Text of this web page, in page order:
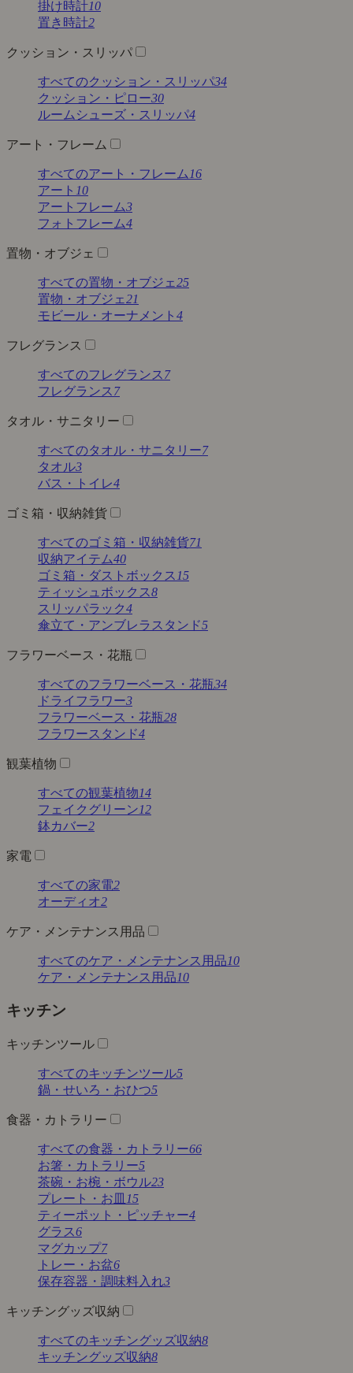
掛け時計10
置き時計2
クッション・スリッパ
すべてのクッション・スリッパ34
クッション・ピロー30
ルームシューズ・スリッパ4
アート・フレーム
すべてのアート・フレーム 16
アート 10
アートフレーム3
フォトフレーム4
置物・オブジェ
すべての置物・オブジェ25
置物・オブジェ21
モビール・オーナメント 4
フレグランス
すべてのフレグランス 7
フレグランス 7
タオル・サニタリー
すべてのタオル・サニタリー7
タオル3
バス・トイレ4
ゴミ箱・収納雑貨
すべてのゴミ箱・収納雑貨71
収納アイテム40
ゴミ箱・ダストボックス 15
ティッシュボックス8
スリッパラック4
傘立て・アンブレラスタンド5
フラワーベース・花瓶
すべてのフラワーベース・花瓶34
ドライフラワー3
フラワーベース・花瓶28
フラワースタンド4
観葉植物
すべての観葉植物14
フェイクグリーン12
鉢カバー2
家電
すべての家電2
オーディオ2
ケア・メンテナンス用品
すべてのケア・メンテナンス用品10
ケア・メンテナンス用品10
キッチン
キッチンツール
すべてのキッチンツール5
鍋・せいろ・おひつ5
食器・カトラリー
すべての食器・カトラリー66
お箸・カトラリー5
茶碗・お椀・ボウル23
プレート・お皿 15
ティーポット・ピッチャー4
グラス6
マグカップ7
トレー・お盆6
保存容器・調味料入れ3
キッチングッズ収納
すべてのキッチングッズ収納8
キッチングッズ収納8